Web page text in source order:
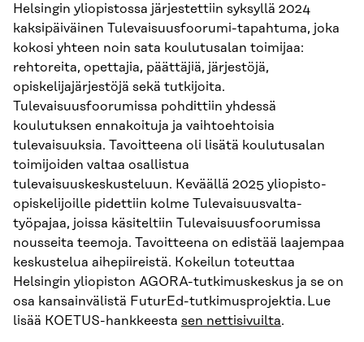
Helsingin yliopistossa järjestettiin syksyllä 2024
kaksipäiväinen Tulevaisuusfoorumi-tapahtuma, joka
kokosi yhteen noin sata koulutusalan toimijaa:
rehtoreita, opettajia, päättäjiä, järjestöjä,
opiskelijajärjestöjä sekä tutkijoita.
Tulevaisuusfoorumissa pohdittiin yhdessä
koulutuksen ennakoituja ja vaihtoehtoisia
tulevaisuuksia. Tavoitteena oli lisätä koulutusalan
toimijoiden valtaa osallistua
tulevaisuuskeskusteluun. Keväällä 2025 yliopisto-
opiskelijoille pidettiin kolme Tulevaisuusvalta-
työpajaa, joissa käsiteltiin Tulevaisuusfoorumissa
nousseita teemoja. Tavoitteena on edistää laajempaa
keskustelua aihepiireistä. Kokeilun toteuttaa
Helsingin yliopiston AGORA-tutkimuskeskus ja se on
osa kansainvälistä FuturEd-tutkimusprojektia. Lue
lisää KOETUS-hankkeesta sen nettisivuilta.